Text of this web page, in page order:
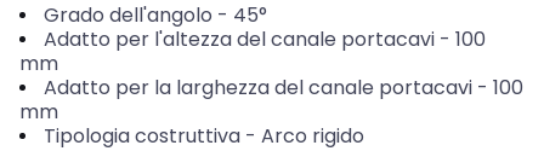
Grado dell'angolo - 45°
Adatto per l'altezza del canale portacavi- 100
mm
Adatto per la larghezza del canale portacavi- 100
mm
Tipologia costruttiva- Arco rigido